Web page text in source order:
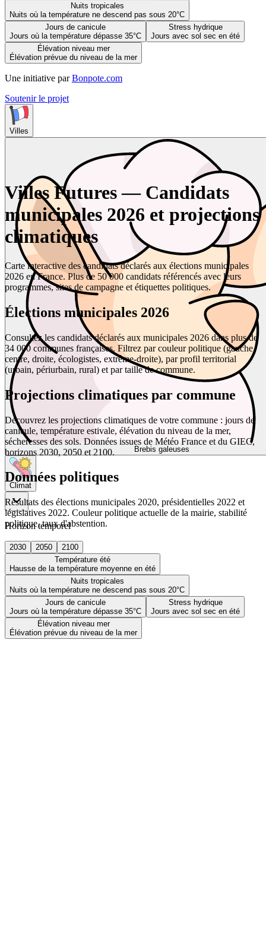
Nuits tropicales
Nuits où la température ne descend pas sous 20°C
Jours de canicule
Jours où la température dépasse 35°C
Stress hydrique
Jours avec sol sec en été
Élévation niveau mer
Élévation prévue du niveau de la mer
Une initiative par Bonpote.com
Soutenir le projet
Villes
Brebis galeuses
Climat
Horizon temporel
2030 2050
2100
Température été
Hausse de la température moyenne en été
Nuits tropicales
Nuits où la température ne descend pas sous 20°C
Jours de canicule
Jours où la température dépasse 35°C
Stress hydrique
Jours avec sol sec en été
Élévation niveau mer
Élévation prévue du niveau de la mer
Villes Futures — Candidats
municipales 2026 et projections
climatiques
Carte interactive des candidats déclarés aux élections municipales
2026 en France. Plus de 50 000 candidats référencés avec leurs
programmes, sites de campagne et étiquettes politiques.
Élections municipales 2026
Consultez les candidats déclarés aux municipales 2026 dans plus de
34 000 communes françaises. Filtrez par couleur politique (gauche,
centre, droite, écologistes, extrême-droite), par profil territorial
(urbain, périurbain, rural) et par taille de commune.
Projections climatiques par commune
Découvrez les projections climatiques de votre commune : jours de
canicule, température estivale, élévation du niveau de la mer,
sécheresses des sols. Données issues de Météo France et du GIEC,
horizons 2030, 2050 et 2100.
Données politiques
Résultats des élections municipales 2020, présidentielles 2022 et
législatives 2022. Couleur politique actuelle de la mairie, stabilité
politique, taux d'abstention.